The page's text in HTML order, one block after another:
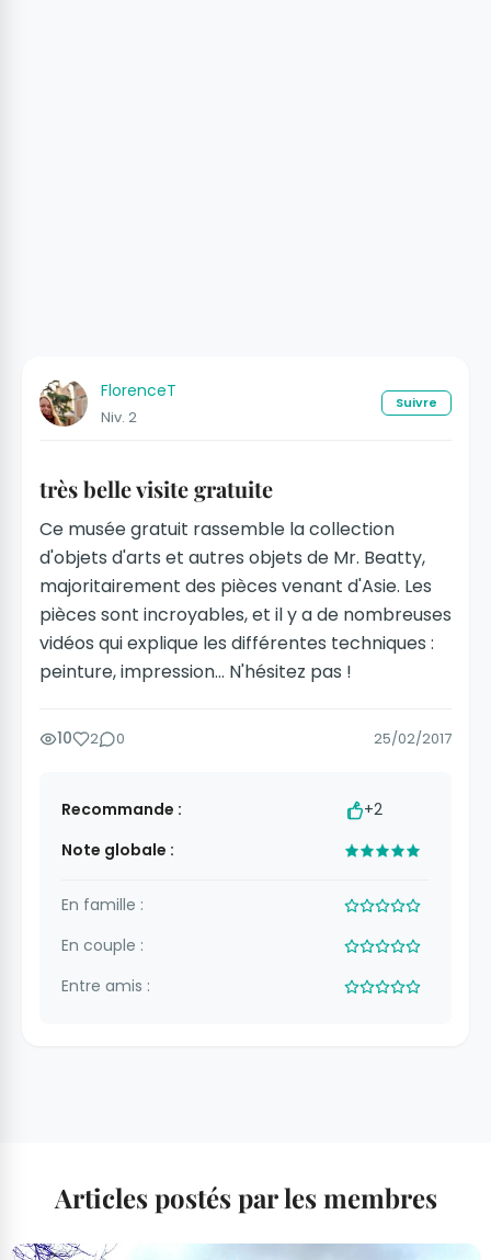
FlorenceT
Niv. 2
Suivre
très belle visite gratuite
Ce musée gratuit rassemble la collection
d'objets d'arts et autres objets de Mr. Beatty,
majoritairement des pièces venant d'Asie. Les
pièces sont incroyables, et il y a de nombreuses
vidéos qui explique les différentes techniques :
peinture, impression... N'hésitez pas !
10 2 0 25/02/2017
Recommande :
+2
Note globale :
En famille :
En couple :
Entre amis :
Articles postés par les membres